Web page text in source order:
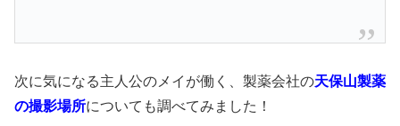
次に気になる主人公のメイが働く、製薬会社の天保山製薬
の撮影場所についても調べてみました！